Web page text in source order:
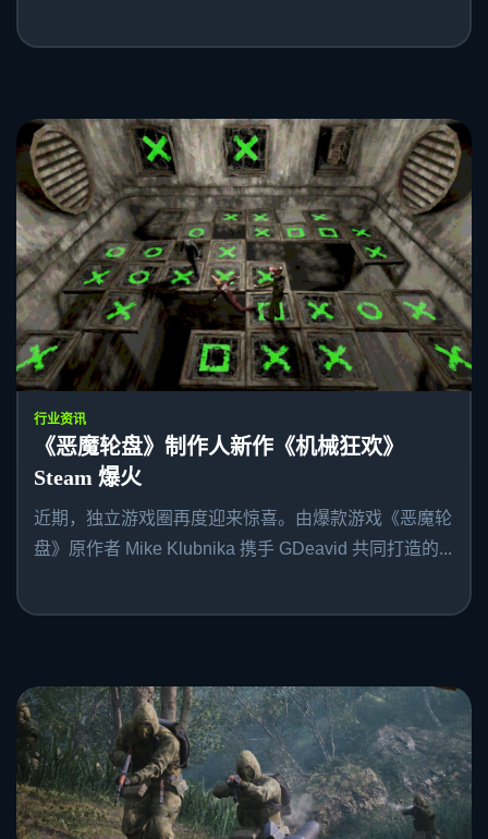
行业资讯
《恶魔轮盘》制作人新作《机械狂欢》
Steam 爆火
近期，独立游戏圈再度迎来惊喜。由爆款游戏《恶魔轮
盘》原作者 Mike Klubnika 携手 GDeavid 共同打造的...